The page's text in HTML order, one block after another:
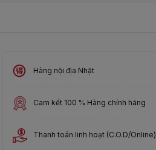
Hàng nội địa Nhật
Cam kết 100 % Hàng chính hãng
Thanh toán linh hoạt (C.O.D/Online)